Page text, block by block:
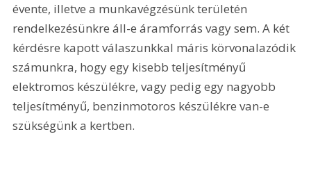
évente, illetve a munkavégzésünk területén
rendelkezésünkre áll-e áramforrás vagy sem. A két
kérdésre kapott válaszunkkal máris körvonalazódik
számunkra, hogy egy kisebb teljesítményű
elektromos készülékre, vagy pedig egy nagyobb
teljesítményű, benzinmotoros készülékre van-e
szükségünk a kertben.